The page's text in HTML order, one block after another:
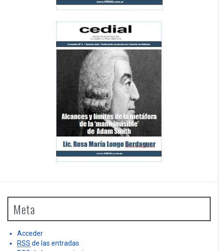
Meta
Acceder
RSS de las entradas